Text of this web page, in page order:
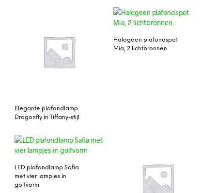
Elegante plafondlamp
Dragonfly in Tiffany-stijl
Halogeen plafondspot
Mia, 2 lichtbronnen
LED plafondlamp Safia
met vier lampjes in
golfvorm